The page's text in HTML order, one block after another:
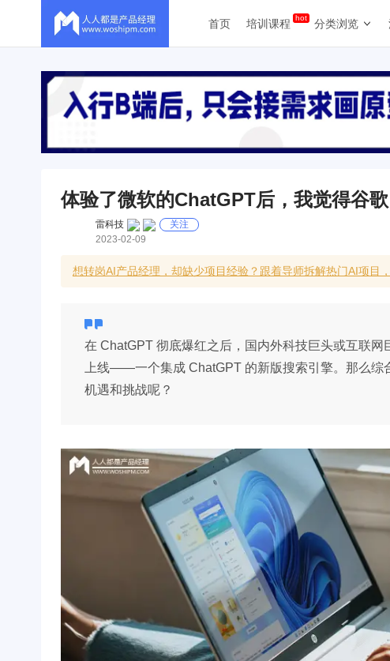
首页 培训课程 分类浏览
体验了微软的ChatGPT后，我觉得谷
雷科技
关注
2023-02-09
想转岗AI产品经理，却缺少项目经验？跟着导师拆解热门AI项目
在 ChatGPT 彻底爆红之后，国内外科技巨头或互联网
上线——一个集成 ChatGPT 的新版搜索引擎。那么
机遇和挑战呢？